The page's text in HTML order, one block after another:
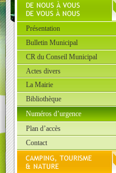
Présentation
Bulletin Municipal
CR du Conseil Municipal
Actes divers
La Mairie
Bibliothèque
Numéros d’urgence
Plan d’accès
Contact